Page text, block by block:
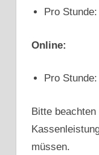
Pro
Online:
Pro
Bitte
müssen.